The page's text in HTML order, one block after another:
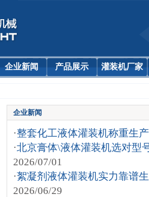
企业新闻 产品展示 灌装机厂家
企业新闻
·整套化工液体灌装机称重生
·北京膏体\液体灌装机选对型
2026/07/01
·絮凝剂液体灌装机实力靠谱
2026/06/29